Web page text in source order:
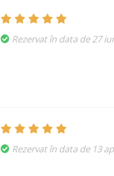
Rezervat în data de 27
Rezervat în data de 13